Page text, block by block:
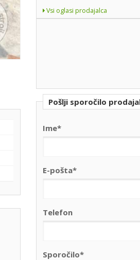
Vsi oglasi prodajalca
Pošlji sporočilo
Ime*
E-pošta*
Telefon
Sporočilo*